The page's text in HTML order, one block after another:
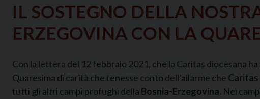
IL SOSTEGNO DELLA
ERZEGOVINA CON LA
Con la lettera del 12 febbraio 2021, che la Caritas diocesana
Quaresima di carità che tenesse conto dell’allarme che
tutti gli altri campi profughi della Bosnia-Erzegovina. Nei